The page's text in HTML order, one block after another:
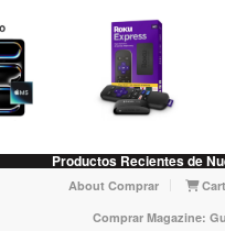
Productos Recientes de
About Comprar Cart
Comprar Magazine: